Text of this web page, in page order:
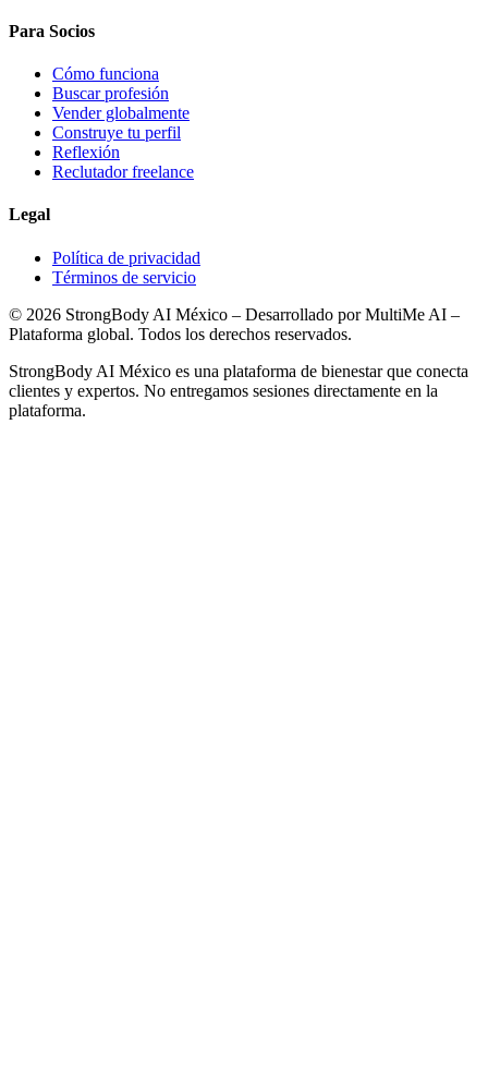
Para Socios
Cómo funciona
Buscar profesión
Vender globalmente
Construye tu perfil
Reflexión
Reclutador freelance
Legal
Política de privacidad
Términos de servicio
© 2026 StrongBody AI México – Desarrollado por MultiMe AI –
Plataforma global. Todos los derechos reservados.
StrongBody AI México es una plataforma de bienestar que conecta
clientes y expertos. No entregamos sesiones directamente en la
plataforma.